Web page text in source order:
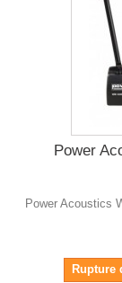
Power
Power Acoustics
Rupture